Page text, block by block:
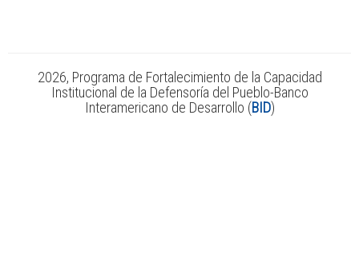
2026, Programa de Fortalecimiento de la Capacidad
Institucional de la Defensoría del Pueblo-Banco
Interamericano de Desarrollo (BID)